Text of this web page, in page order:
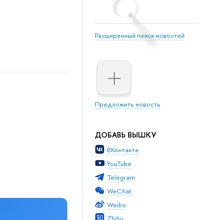
Расширенный поиск новостей
Предложить новость
ДОБАВЬ ВЫШКУ
ВКонтакте
YouTube
Telegram
WeChat
Weibo
Zhihu